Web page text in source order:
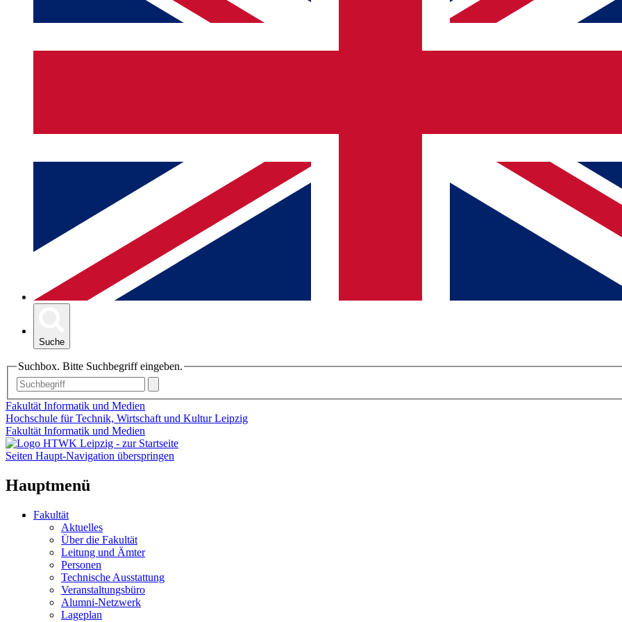
Suche
Suchbox. Bitte Suchbegriff eingeben.
Fakultät Informatik und Medien
Hochschule für Technik, Wirtschaft und Kultur Leipzig
Fakultät Informatik und Medien
Seiten Haupt-Navigation überspringen
Hauptmenü
Fakultät
Aktuelles
Über die Fakultät
Leitung und Ämter
Personen
Technische Ausstattung
Veranstaltungsbüro
Alumni-Netzwerk
Lageplan